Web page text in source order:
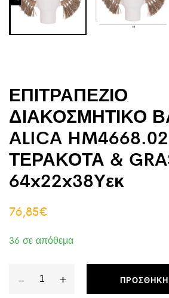
ΕΠΙΤΡΑΠΕΖΙΟ
ΔΙΑΚΟΣΜΗΤΙΚΟ
ALICA
ΤΕΡΑΚΟΤΑ &
64x22x38Υεκ
76,85€
36 σε απόθεμα
-
ΕΠΙΤΡΑΠΕΖΙΟ
+